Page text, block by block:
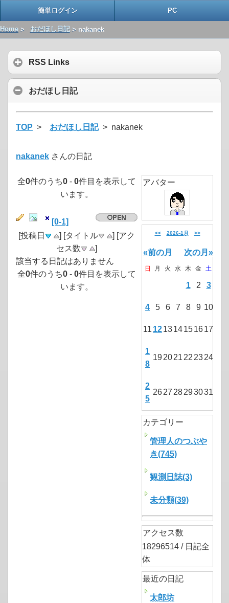
簡単ログイン PC
Home > おだほし日記> nakanek
RSS Links
おだほし日記
TOP > おだほし日記> nakanek
nakanek さんの日記
全0件のうち0 - 0件目を表示して
います。
[0-1]
[投稿日
] [タイトル
] [アク
セス数
]
該当する日記はありません
全0件のうち0 - 0件目を表示して
います。
アバター
<< 2026-1月 >>
«前の月 次の月»
日 月 火 水 木 金 土
1 2 3
4 5 6 7 8 9 10
11 121314151617
1
8
192021 22 2324
2
5
2627 28293031
カテゴリー
管理人のつぶや
き(745)
観測日誌(3)
未分類(39)
アクセス数
18296514 / 日記全
体
最近の日記
太郎坊